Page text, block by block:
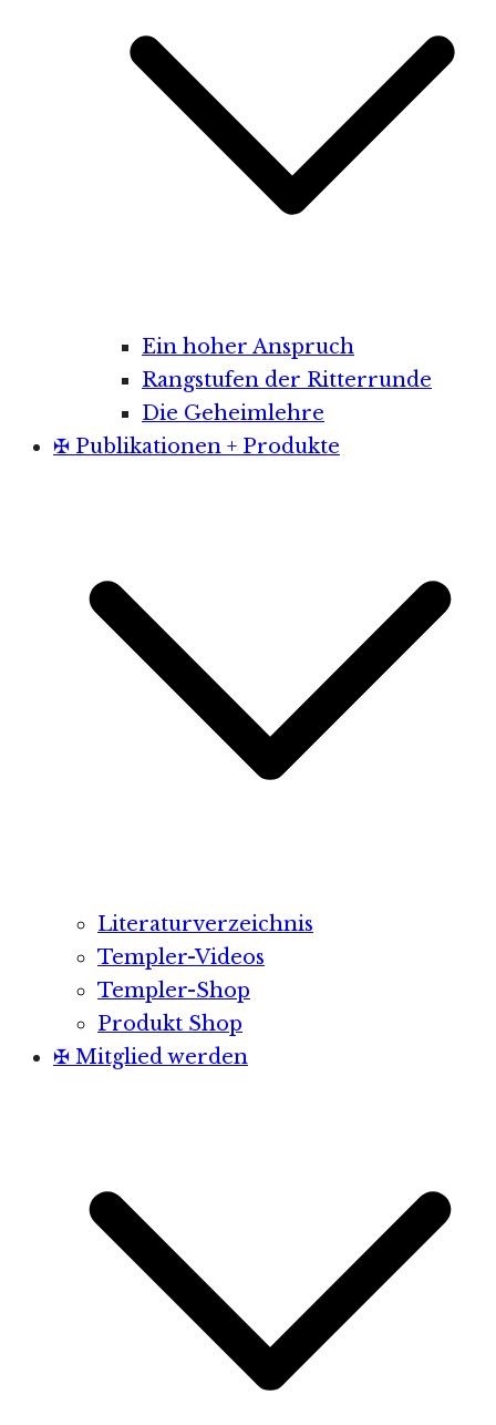
Ein hoher Anspruch
Rangstufen der Ritterrunde
Die Geheimlehre
✠ Publikationen + Produkte
Literaturverzeichnis
Templer-Videos
Templer-Shop
Produkt Shop
✠ Mitglied werden